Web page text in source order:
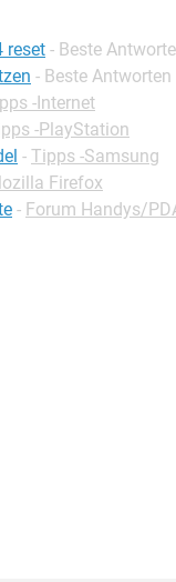
reset - Beste
- Beste Antworten
-Internet
-PlayStation
- Tipps -Samsung
Firefox
- Forum Handys/